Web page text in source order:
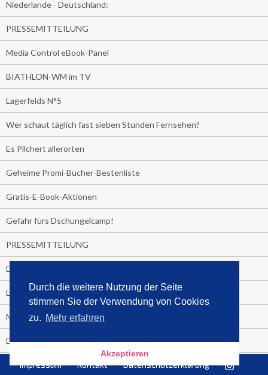
Durch die weitere Nutzung der Seite
stimmen Sie der Verwendung von Cookies
zu. Mehr erfahren
Akzeptieren
Niederlande - Deutschland:
PRESSEMITTEILUNG
Media Control eBook-Panel
BIATHLON-WM im TV
Lagerfelds N°5
Wer schaut täglich fast sieben Stunden Fernsehen?
Es Pilchert allerorten
Geheime Promi-Bücher-Bestenliste
Gratis-E-Book-Aktionen
Gefahr fürs Dschungelcamp!
PRESSEMITTEILUNG
Deutschland im Handball-Fieber
Libri und Media Control verlängern Vertrag langfristig
Medienquiz:
Deutschlands Jahrescharts 2018
Die TV-Quotenkönige 2018
Impressum Kontakt Datenschutzerklärung